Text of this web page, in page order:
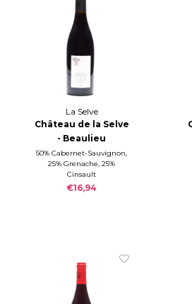
La Selve
Château de la Selve
- Beaulieu
(Amphore) 2017
50% Cabernet-Sauvignon,
25% Grenache, 25%
Cinsault
€16,94